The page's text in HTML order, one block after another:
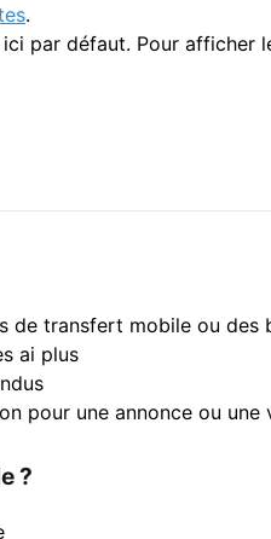
.
par défaut. Pour afficher
de transfert mobile ou des
ai plus
pour une annonce ou une
?